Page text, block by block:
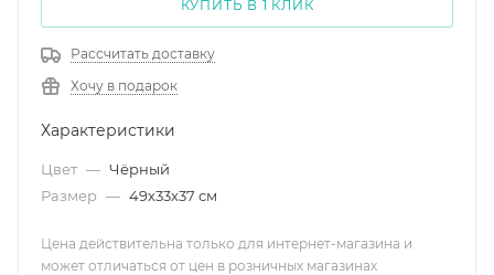
КУПИТЬ В 1 КЛИК
Рассчитать доставку
Хочу в подарок
Характеристики
Цвет — Чёрный
Размер — 49х33х37 см
Цена действительна только для интернет-магазина и
может отличаться от цен в розничных магазинах